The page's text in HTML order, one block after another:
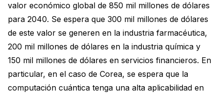
valor económico global de 850 mil millones de dólares
para 2040. Se espera que 300 mil millones de dólares
de este valor se generen en la industria farmacéutica,
200 mil millones de dólares en la industria química y
150 mil millones de dólares en servicios financieros. En
particular, en el caso de Corea, se espera que la
computación cuántica tenga una alta aplicabilidad en